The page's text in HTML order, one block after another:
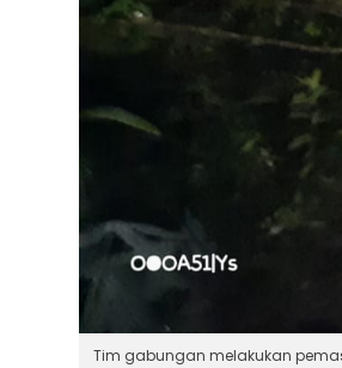
Tim gabungan melakukan